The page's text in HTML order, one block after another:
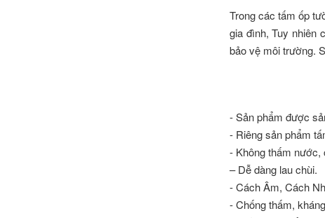
Trong các tấm ốp
gia đình, Tuy nhiên
bảo vệ môi trường.
- Sản phẩm được
- Riêng sản phẩm
- Không thấm nước,
– Dễ dàng lau chùi.
- Cách Âm, Cách
- Chống thấm,